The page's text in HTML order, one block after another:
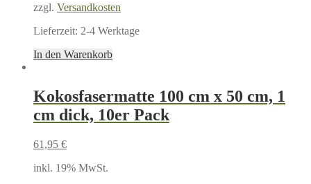
zzgl. Versandkosten
Lieferzeit: 2-4 Werktage
In den Warenkorb
Kokosfasermatte 100 cm x 50 cm, 1
cm dick, 10er Pack
61,95 €
inkl. 19% MwSt.